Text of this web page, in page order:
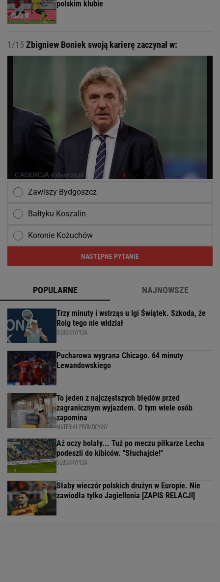
polskim klubie
1/15 Zbigniew Boniek swoją karierę zaczynał w:
Zawiszy Bydgoszcz
Bałtyku Koszalin
Koronie Kożuchów
NASTĘPNE PYTANIE
POPULARNE NAJNOWSZE
Trzy minuty i wstrząs u Igi Świątek. Szkoda, że
Roig tego nie widział
SUBSKRYPCJA
Pucharowa wygrana Chicago. 64 minuty
Lewandowskiego
To jeden z najczęstszych błędów przed
zagranicznym wyjazdem. O tym wiele osób
zapomina
MATERIAŁ PROMOCYJNY
Aż oczy bolały... Tuż po meczu piłkarze Lecha
podeszli do kibiców. "Słuchajcie!"
SUBSKRYPCJA
Słaby wieczór polskich drużyn w Europie. Nie
zawiodła tylko Jagiellonia [ZAPIS RELACJI]